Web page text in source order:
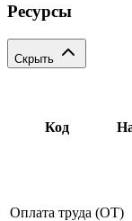
Ресурсы
Скрыть
Код
Оплата труда (ОТ)